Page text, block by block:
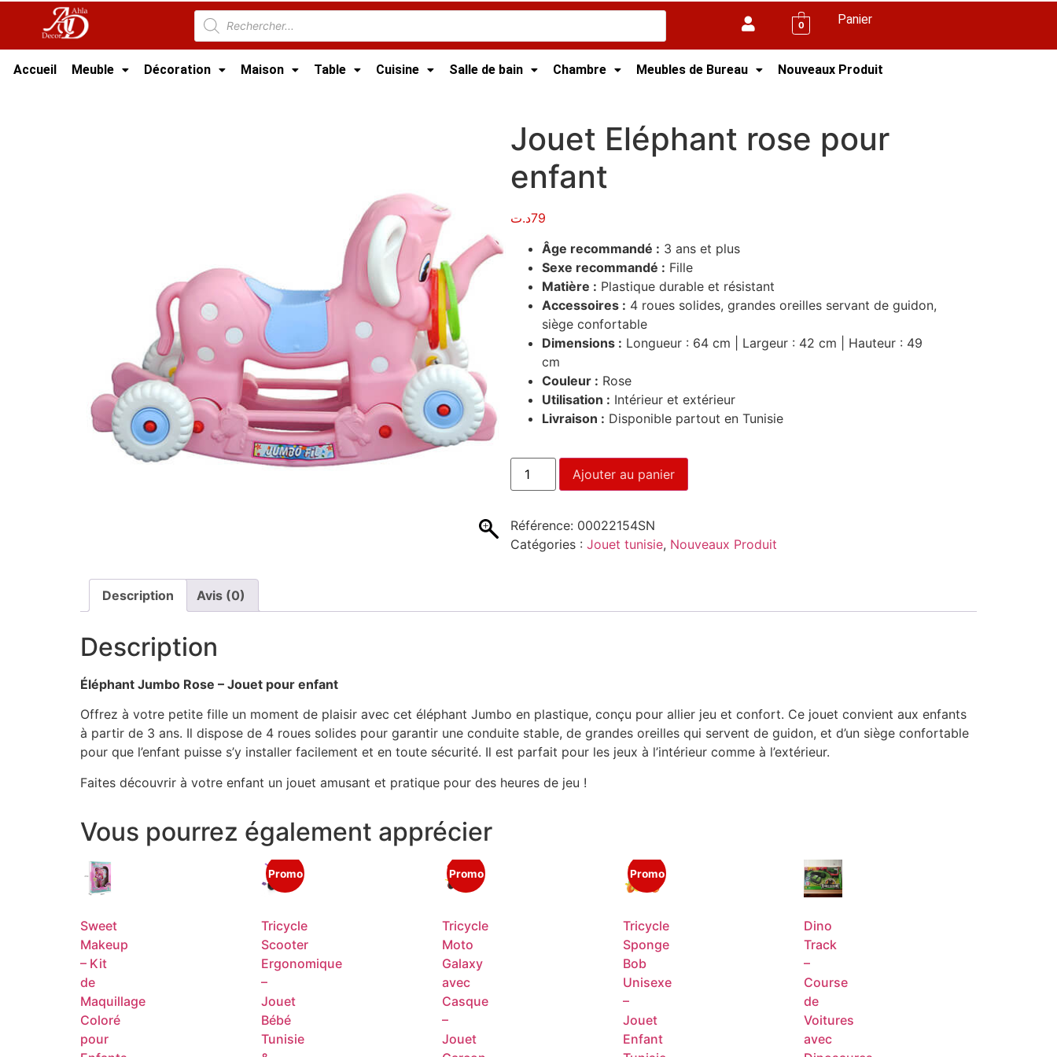
0 Panier
Accueil Meuble Décoration Maison Table Cuisine Salle de bain Chambre Meubles de Bureau Nouveaux Produit
Jouet Eléphant rose pour
enfant
79د.ت
Âge recommandé : 3 ans et plus
Sexe recommandé : Fille
Matière : Plastique durable et résistant
Accessoires : 4 roues solides, grandes oreilles servant de guidon,
siège confortable
Dimensions : Longueur : 64 cm | Largeur : 42 cm | Hauteur : 49
cm
Couleur : Rose
Utilisation : Intérieur et extérieur
Livraison : Disponible partout en Tunisie
Ajouter au panier
Référence: 00022154SN
Catégories :Jouet tunisie, Nouveaux Produit
Description Avis (0)
Description
Éléphant Jumbo Rose – Jouet pour enfant
Offrez à votre petite fille un moment de plaisir avec cet éléphant Jumbo en plastique, conçu pour allier jeu et confort. Ce jouet convient aux enfants
à partir de 3 ans. Il dispose de 4 roues solides pour garantir une conduite stable, de grandes oreilles qui servent de guidon, et d’un siège confortable
pour que l’enfant puisse s’y installer facilement et en toute sécurité. Il est parfait pour les jeux à l’intérieur comme à l’extérieur.
Faites découvrir à votre enfant un jouet amusant et pratique pour des heures de jeu !
Vous pourrez également apprécier
Sweet
Makeup
– Kit
de
Maquillage
Coloré
pour
Promo
Tricycle
Scooter
Ergonomique
–
Jouet
Bébé
Tunisie
Promo
Tricycle
Moto
Galaxy
avec
Casque
–
Jouet
Promo
Tricycle
Sponge
Bob
Unisexe
–
Jouet
Enfant
Dino
Track
–
Course
de
Voitures
avec